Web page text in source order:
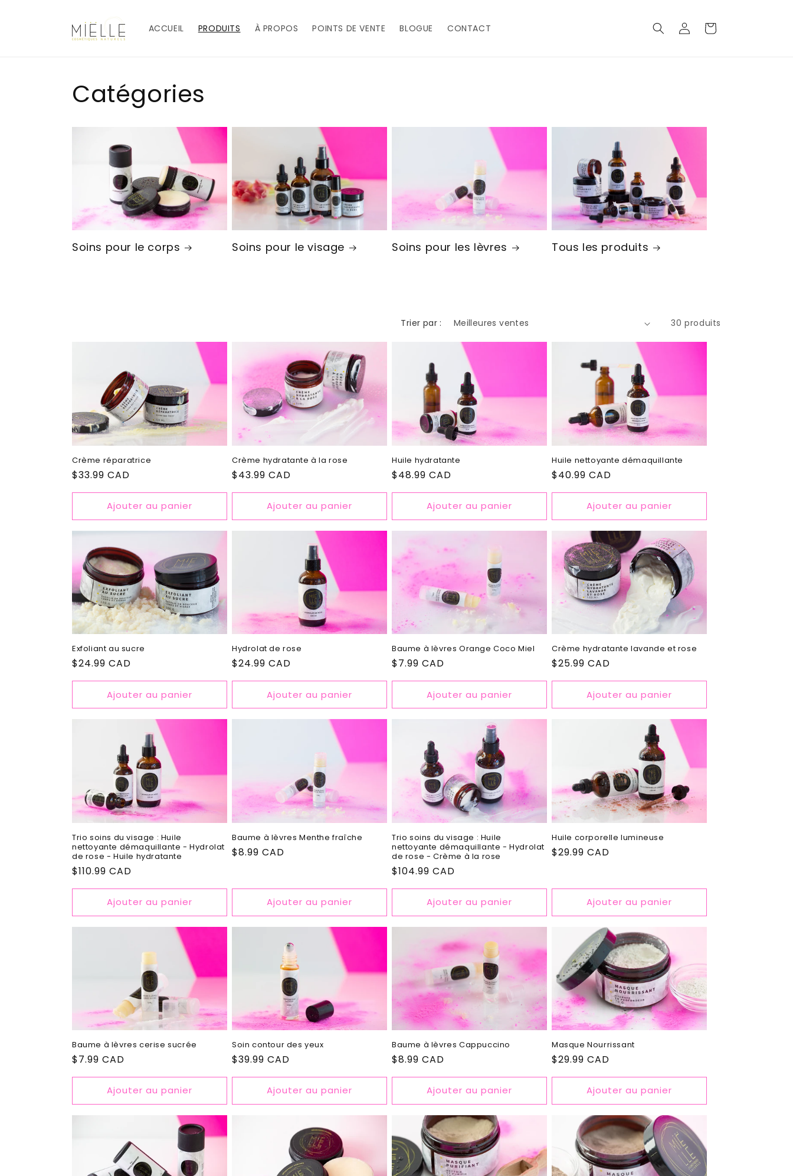
ACCUEIL PRODUITS À PROPOS POINTS DE VENTE BLOGUE CONTACT ConnexionPanier
Catégories
Soins pour le corps Soins pour le visage Soins pour les lèvres Tous les produits
Trier par : 30 produits
Crème réparatrice
Prix
habituel
$33.99 CAD
Ajouter au panier
Crème hydratante à la rose
Prix
habituel
$43.99 CAD
Ajouter au panier
Huile hydratante
Prix
habituel
$48.99 CAD
Ajouter au panier
Huile nettoyante démaquillante
Prix
habituel
$40.99 CAD
Ajouter au panier
Exfoliant au sucre
Prix
habituel
$24.99 CAD
Ajouter au panier
Hydrolat de rose
Prix
habituel
$24.99 CAD
Ajouter au panier
Baume à lèvres Orange Coco Miel
Prix
habituel
$7.99 CAD
Ajouter au panier
Crème hydratante lavande et rose
Prix
habituel
$25.99 CAD
Ajouter au panier
Trio soins du visage : Huile
nettoyante démaquillante - Hydrolat
de rose - Huile hydratante
Prix
$110.99 CAD
Ajouter au panier
Baume à lèvres Menthe fraîche
Prix
$8.99 CAD
Ajouter au panier
Trio soins du visage : Huile
nettoyante démaquillante - Hydrolat
de rose - Crème à la rose
Prix
$104.99 CAD
Ajouter au panier
Huile corporelle lumineuse
Prix
$29.99 CAD
Ajouter au panier
Baume à lèvres cerise sucrée
Prix
habituel
$7.99 CAD
Ajouter au panier
Soin contour des yeux
Prix
habituel
$39.99 CAD
Ajouter au panier
Baume à lèvres Cappuccino
Prix
habituel
$8.99 CAD
Ajouter au panier
Masque Nourrissant
Prix
habituel
$29.99 CAD
Ajouter au panier